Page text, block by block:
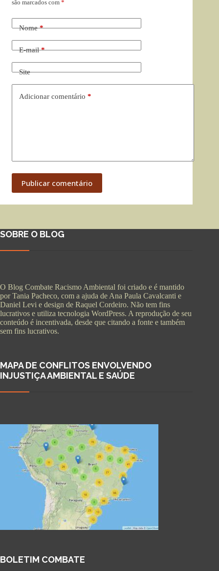
são marcados com *
Nome*
E-mail*
Site
Adicionar comentário *
Publicar comentário
SOBRE O BLOG
O Blog Combate Racismo Ambiental foi criado e é mantido
por Tania Pacheco, com a ajuda de Ana Paula Cavalcanti e
Daniel Levi e design de Raquel Cordeiro. Não tem fins
lucrativos e utiliza tecnologia WordPress. A reprodução de seu
conteúdo é incentivada, desde que citando a fonte e também
sem fins lucrativos.
MAPA DE CONFLITOS ENVOLVENDO
INJUSTIÇA AMBIENTAL E SAÚDE
BOLETIM COMBATE